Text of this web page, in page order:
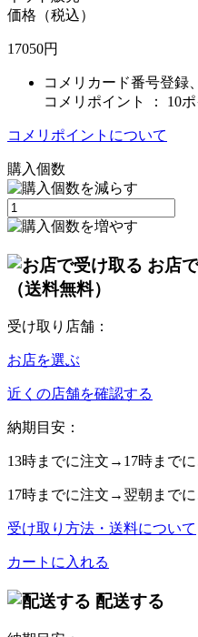
価格（税込）
17050円
コメリカード番号登録
コメリポイント ： 10
コメリポイントについて
購入個数
お店
（送料無料）
受け取り店舗：
お店を選ぶ
近くの店舗を確認する
納期目安：
13時までに注文→ 17時まで
17時までに注文→ 翌朝 まで
受け取り方法・送料について
カートに入れる
配送する